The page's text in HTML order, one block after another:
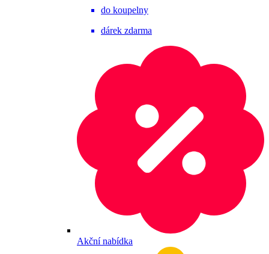
do koupelny
dárek zdarma
Akční nabídka